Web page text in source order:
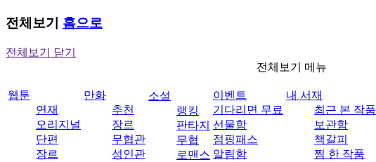
전체보기 홈으로
전체보기 닫기
전체보기 메뉴
웹툰
연재
오리지널
단편
장르
만화
추천
장르
무협관
성인관
소설
랭킹
판타지
무협
로맨스
이벤트
기다리면 무료
선물함
점핑패스
알림함
내 서재
최근 본 작품
보관함
책갈피
찜 한 작품